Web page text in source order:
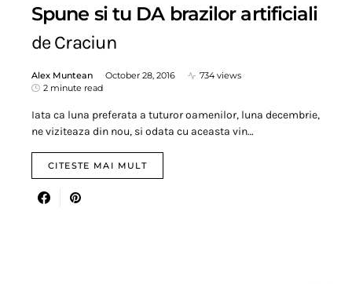
Spune si tu DA brazilor artificiali
de Craciun
Alex Muntean October 28, 2016
734 views
2 minute read
Iata ca luna preferata a tuturor oamenilor, luna decembrie,
ne viziteaza din nou, si odata cu aceasta vin…
CITESTE MAI MULT